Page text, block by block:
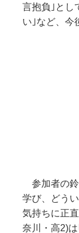
言抱負｣とし
い｣など、今
参加者の
学び、どう
気持ちに正
奈川・高2)